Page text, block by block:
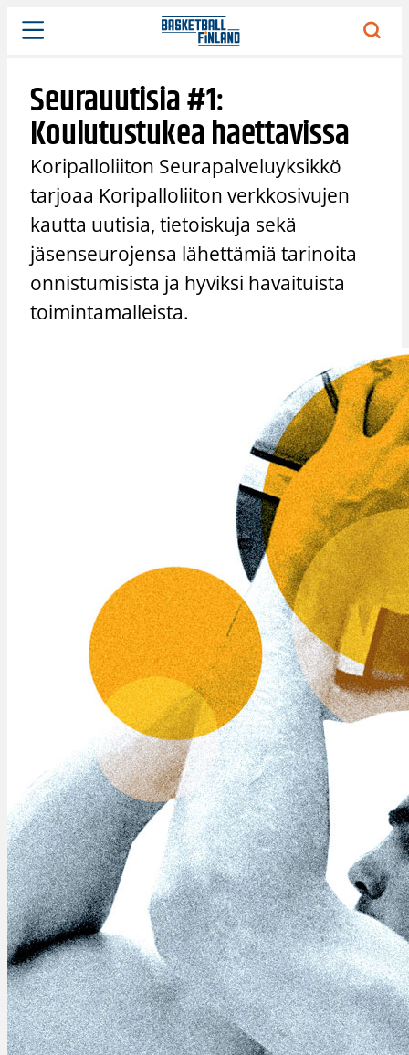
Siirry
sisältöön
Seurauutisia #1:
Koulutustukea haettavissa
Koripalloliiton Seurapalveluyksikkö
tarjoaa Koripalloliiton verkkosivujen
kautta uutisia, tietoiskuja sekä
jäsenseurojensa lähettämiä tarinoita
onnistumisista ja hyviksi havaituista
toimintamalleista.